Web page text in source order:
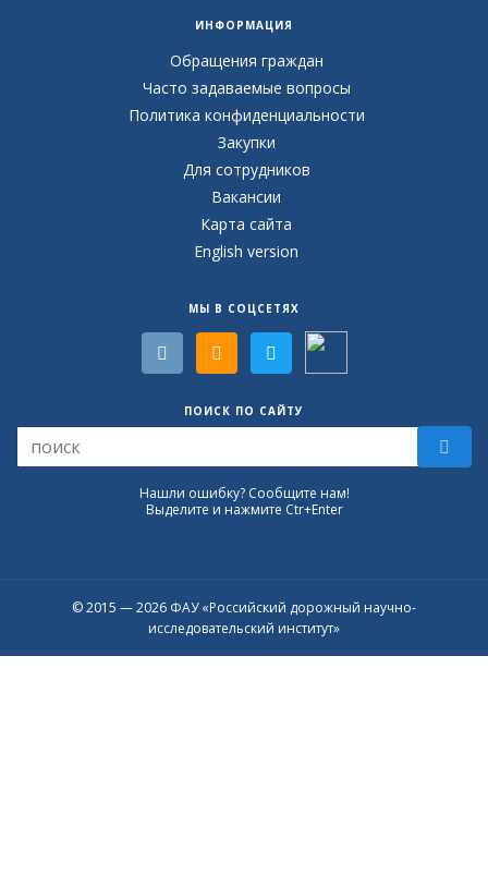
ИНФОРМАЦИЯ
Обращения граждан
Часто задаваемые вопросы
Политика конфиденциальности
Закупки
Для сотрудников
Вакансии
Карта сайта
English version
МЫ В СОЦСЕТЯХ
ПОИСК ПО САЙТУ
Нашли ошибку? Сообщите нам!
Выделите и нажмите Ctr+Enter
© 2015 — 2026 ФАУ «Российский дорожный научно-
исследовательский институт»